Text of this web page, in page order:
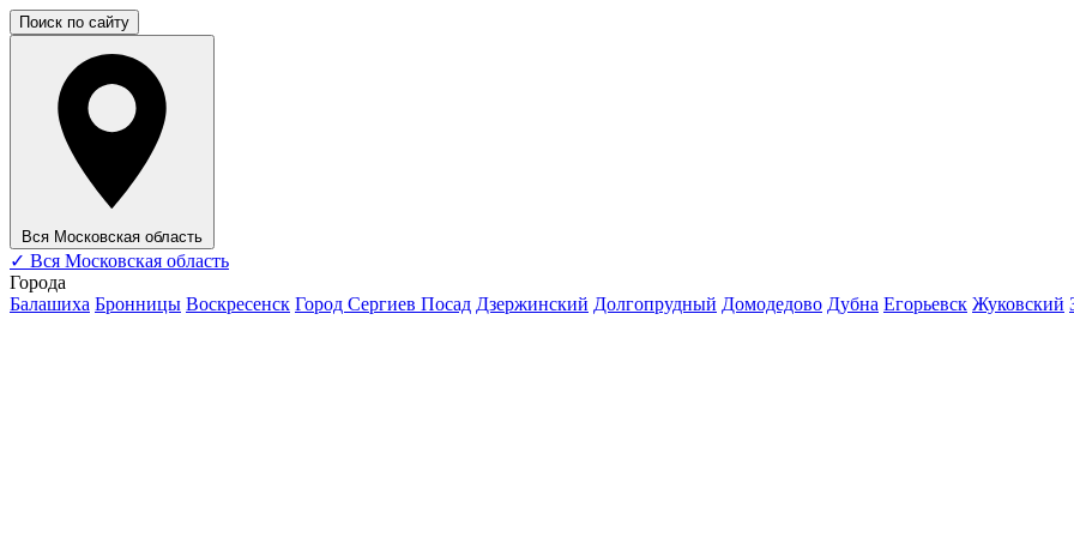
Поиск по сайту
Вся Московская область
✓ Вся Московская область
Города
Балашиха Бронницы Воскресенск Город Сергиев Посад Дзержинский Долгопрудный Домодедово Дубна Егорьевск Жуковский